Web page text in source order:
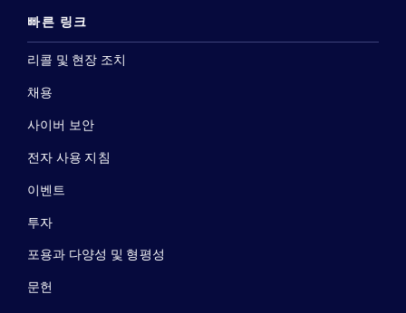
빠른 링크
리콜 및 현장 조치
채용
사이버 보안
전자 사용 지침
이벤트
투자
포용과 다양성 및 형평성
문헌